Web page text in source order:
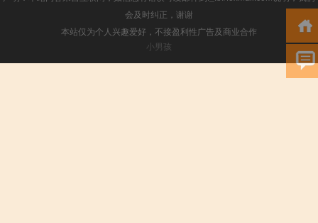
会及时纠正，谢谢
本站仅为个人兴趣爱好，不接盈利性广告及商业合作
小男孩